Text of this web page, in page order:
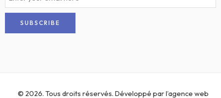
© 2026. Tous droits réservés. Développé par l’agence web